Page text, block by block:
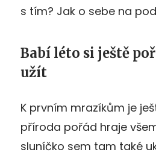
s tím? Jak o sebe na
Babí léto si ještě
užít
K prvním mrazíkům je
příroda pořád hraje
sluníčko sem tam také